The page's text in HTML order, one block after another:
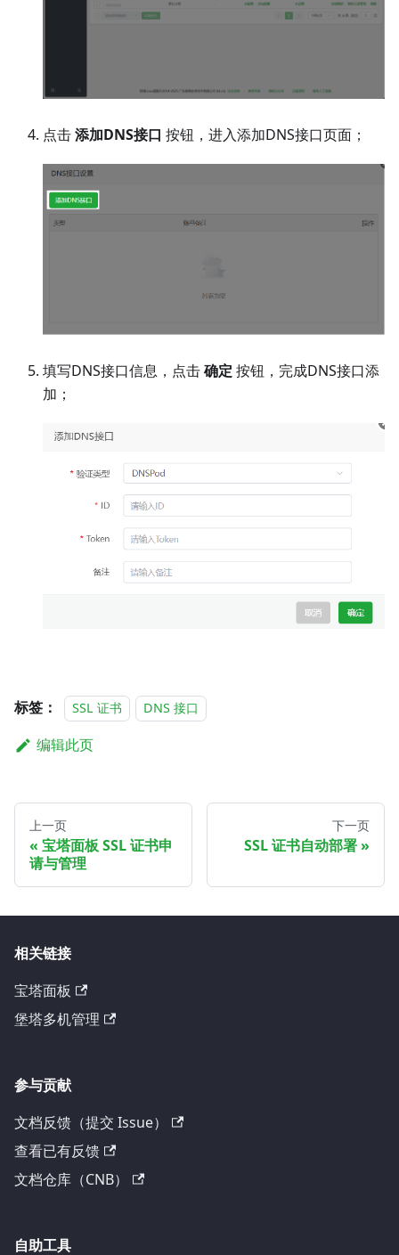
点击添加DNS接口 按钮，进入添加DNS接口页面；
填写DNS接口信息，点击确定 按钮，完成DNS接口添
加；
标签： SSL 证书 DNS 接口
编辑此页
上一页
宝塔面板 SSL 证书申
请与管理
下一页
SSL 证书自动部署
相关链接
宝塔面板
堡塔多机管理
参与贡献
文档反馈（提交 Issue）
查看已有反馈
文档仓库（CNB）
自助工具